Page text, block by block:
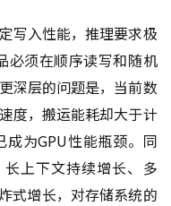
写入性能，推理要求极
必须在顺序读写和随机
深层的问题是，当前数
度，搬运能耗却大于计
为GPU性能瓶颈。同
上下文持续增长、多
式增长，对存储系统的